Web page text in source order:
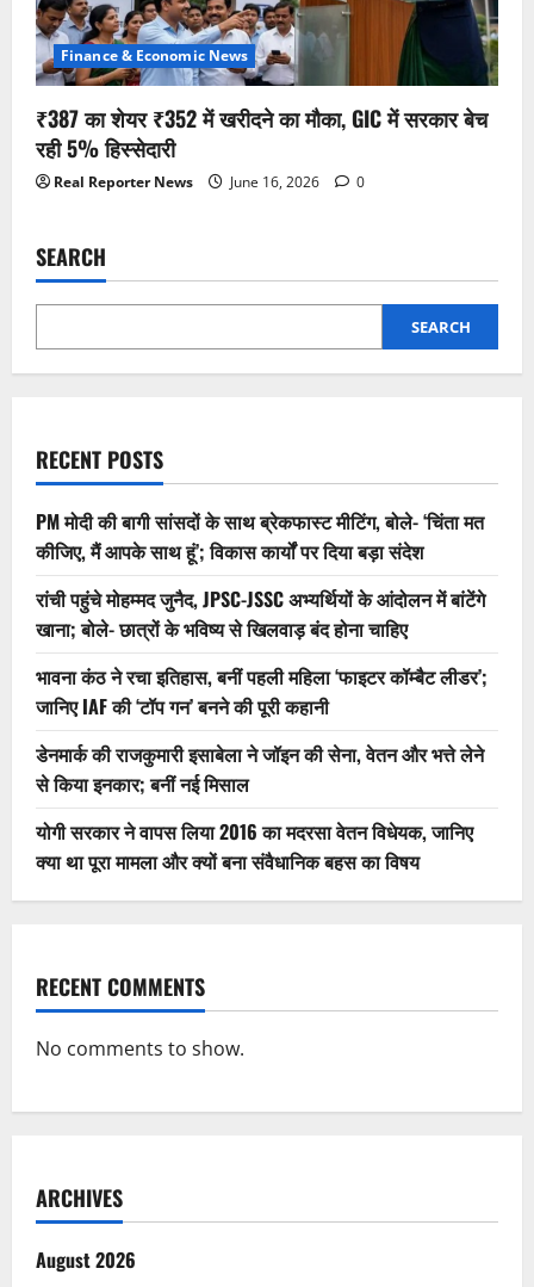
Finance & Economic News
₹387 का शेयर ₹352 में खरीदने का मौका, GIC में सरकार बेच
रही 5% हिस्सेदारी
Real Reporter News June 16, 2026 0
SEARCH
SEARCH
RECENT POSTS
PM मोदी की बागी सांसदों के साथ ब्रेकफास्ट मीटिंग, बोले- ‘चिंता मत
कीजिए, मैं आपके साथ हूं’; विकास कार्यों पर दिया बड़ा संदेश
रांची पहुंचे मोहम्मद जुनैद, JPSC-JSSC अभ्यर्थियों के आंदोलन में बांटेंगे
खाना; बोले- छात्रों के भविष्य से खिलवाड़ बंद होना चाहिए
भावना कंठ ने रचा इतिहास, बनीं पहली महिला ‘फाइटर कॉम्बैट लीडर’;
जानिए IAF की ‘टॉप गन’ बनने की पूरी कहानी
डेनमार्क की राजकुमारी इसाबेला ने जॉइन की सेना, वेतन और भत्ते लेने
से किया इनकार; बनीं नई मिसाल
योगी सरकार ने वापस लिया 2016 का मदरसा वेतन विधेयक, जानिए
क्या था पूरा मामला और क्यों बना संवैधानिक बहस का विषय
RECENT COMMENTS
No comments to show.
ARCHIVES
August 2026